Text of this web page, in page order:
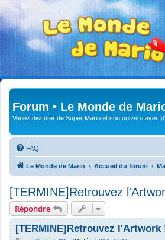
Forum • Le Monde de
Venez discuter de Super Mario et son univers avec
FAQ
Le Monde de Mario Accueil du forum
[TERMINE]Retrouvez
Répondre
[TERMINE]Retrouvez l'Artwork